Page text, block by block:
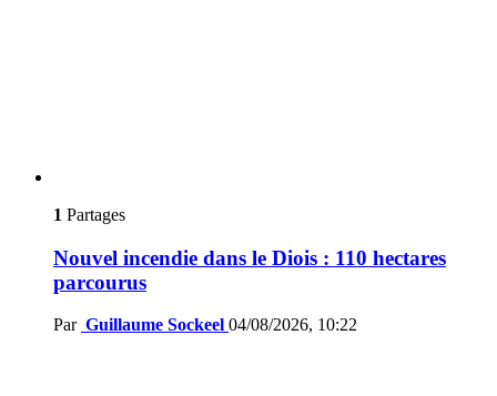
1 Partages
Nouvel incendie dans le Diois : 110 hectares
parcourus
Par Guillaume Sockeel 04/08/2026, 10:22